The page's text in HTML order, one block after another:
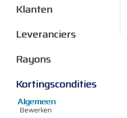
Klanten
Leveranciers
Rayons
Kortingscondities
Algemeen
Bewerken